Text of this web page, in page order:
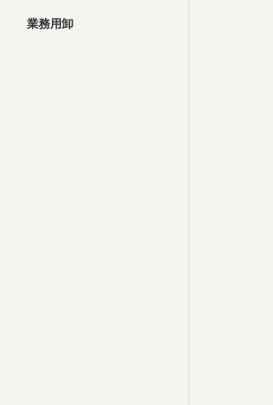
業務用卸